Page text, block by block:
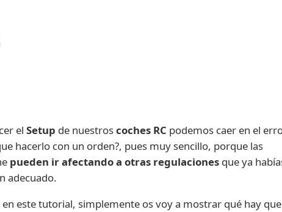
el Setup de nuestroscoches RC podemos caer en el
hacerlo con un orden?, pues muy sencillo, porque las
pueden ir afectando a otras regulaciones que ya
adecuado.
este tutorial, simplemente os voy a mostrar qué hay